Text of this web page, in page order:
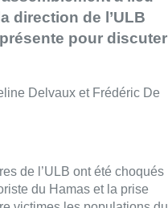
israélienne
de morts, des
à Gaza et des
dramatiques”,
adopté une motion
d’une paix juste et
interuniversitaires du
Dans l’une, elle